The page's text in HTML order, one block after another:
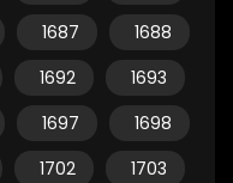
1687
1688
1692
1693
1697
1698
1702
1703